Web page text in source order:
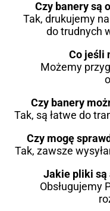
Czy banery są
Tak, drukujemy
do trudnych
Co jeśli
Możemy
Czy banery
Tak, są łatwe do
Czy mogę
Tak, zawsze
Jakie pliki są
Obsługujemy